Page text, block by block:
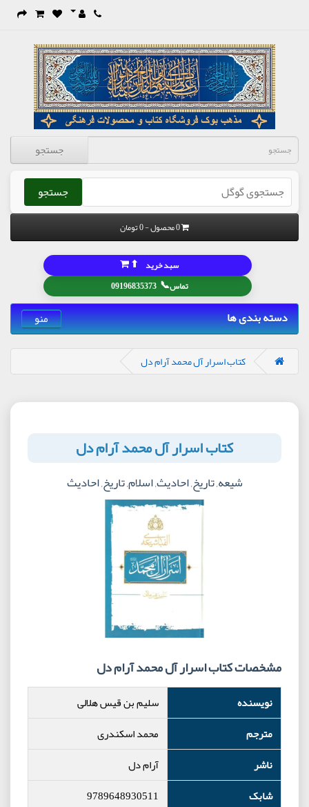
جستجو
جستجو
0 محصول - 0 تومان
تماس📞
09196835373
سبد خرید ⬆
دسته بندی ها منو
کتاب اسرار آل محمد آرام دل
کتاب اسرار آل محمد آرام دل
شیعه, تاریخ, احادیث, اسلام, تاریخ, احادیث
مشخصات کتاب اسرار آل محمد آرام دل
نویسنده
سلیم بن قیس هلالی
مترجم
محمد اسکندری
ناشر
آرام دل
شابک
9789648930511